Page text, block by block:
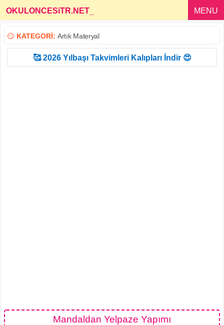
OKULONCESiTR.NET MENU
😏 KATEGORİ: Artık Materyal
🥰 2026 Yılbaşı Takvimleri Kalıpları İndir 😍
Mandaldan Yelpaze Yapımı